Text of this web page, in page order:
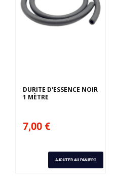
DURITE D'ESSENCE NOIR
1 MÈTRE
7,00 €
AJOUTER AU PANIER